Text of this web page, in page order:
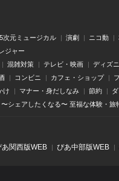
次元ミュージカル 演劇 ニコ動
ジャー
混雑対策
テレビ・映画 ディズ
コンビニ カフェ・ショップ
け
マナー・身だしなみ 節約
〜シェアしたくなる〜 至福な体験・旅
あ関⻄版WEB ぴあ中部版WEB